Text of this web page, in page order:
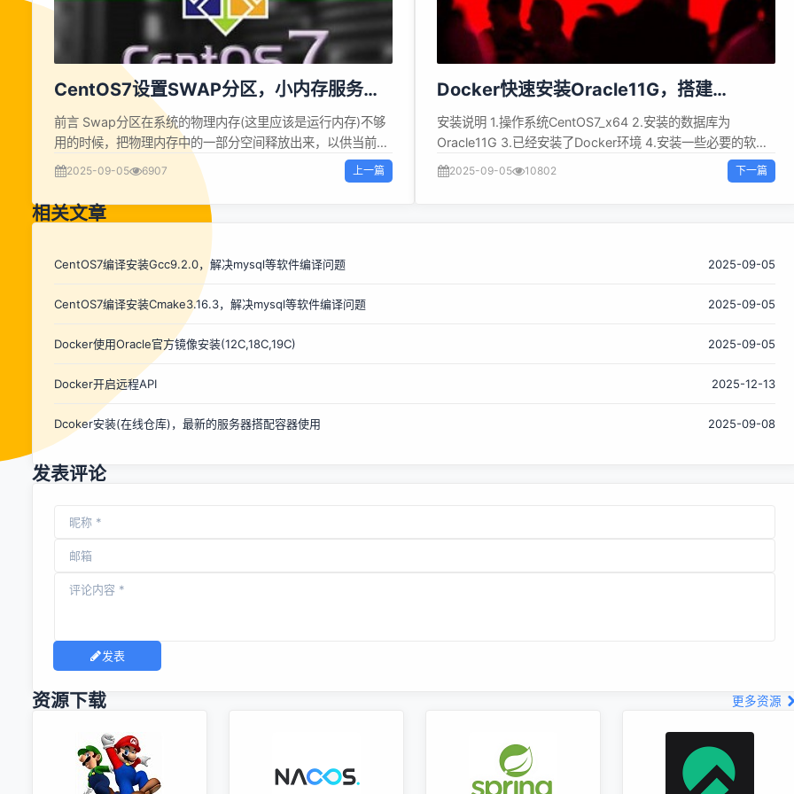
CentOS7设置SWAP分区，小内存服务器
的救世主
前言 Swap分区在系统的物理内存(这里应该是运行内存)不够
用的时候，把物理内存中的一部分空间释放出来，以供当前运
行的程序使用。那些被释放的空间可能来自一些很长时间没有
什么操作的程序，这些被释放的空间被临时保存到Swap分区
中，等到那些程序要运行时，再从Swap分区中恢复保存的数
据到内存中。 设置 1.添加SWAP分区 sh 复制代码 cd /
count=4194304 chmod 600 /swapfile &amp;&amp;
mkswap /swapfile swapon /swapfile ...
2025-09-05 6907 上一篇
Docker快速安装Oracle11G，搭建
oracle11g学习环境
安装说明 1.操作系统CentOS7_x64 2.安装的数据库为
Oracle11G 3.已经安装了Docker环境 4.安装一些必要的软件
sh 复制代码 yum install unzip -y unzip:解压oracle安装文件
2025-09-05 10802 下一篇
相关文章
CentOS7编译安装Gcc9.2.0，解决mysql等软件编译问题 2025-09-05
CentOS7编译安装Cmake3.16.3，解决mysql等软件编译问题 2025-09-05
Docker使用Oracle官方镜像安装(12C,18C,19C) 2025-09-05
Docker开启远程API 2025-12-13
Dcoker安装(在线仓库)，最新的服务器搭配容器使用 2025-09-08
发表评论
发表
资源下载 更多资源